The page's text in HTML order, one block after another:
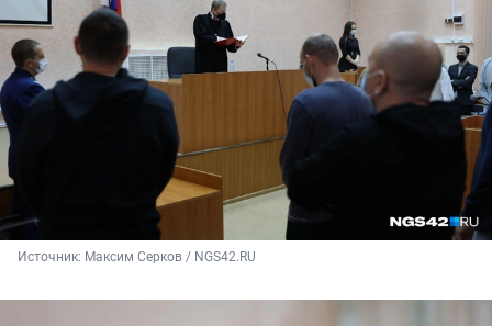
Источник: Максим Серков / NGS42.RU